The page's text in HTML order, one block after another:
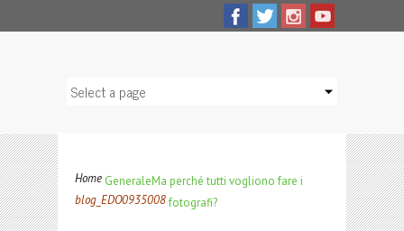
Home GeneraleMa perché tutti vogliono fare i
fotografi?
blog_EDO0935008